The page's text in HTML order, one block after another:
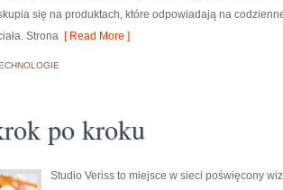
się na produktach, które odpowiadają na
Strona [ Read More ]
po kroku
Studio Veriss to miejsce w sieci poświęcony